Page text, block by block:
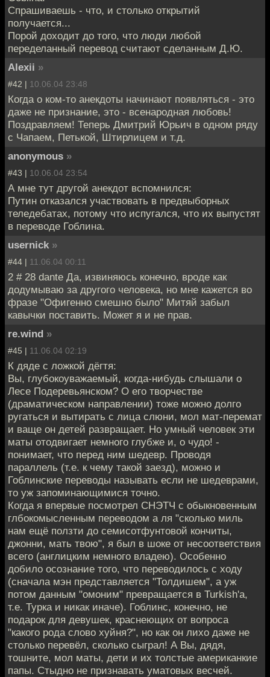
Спрашиваешь - что, и столько открытий
получается...
Порой доходит до того, что люди любой
переделанный перевод считают сделанным Д.Ю.
Alexii »
#42 | 10.06.04 23:48
Когда о ком-то анекдоты начинают появляться - это
даже не признание, это - всенародная любовь!
Поздравляем! Теперь Дмитрий Юрьич в одном ряду
с Чапаем, Петькой, Штирлицем и т.д.
anonymous »
#43 | 10.06.04 23:54
А мне тут другой анекдот вспомнился:
Путин отказался участвовать в предвыборных
теледебатах, потому что испугался, что их выпустят
в переводе Гоблина.
usernick »
#44 | 11.06.04 00:11
2 # 28 dante Да, извиняюсь конечно, вроде как
додумываю за другого человека, но мне кажется во
фразе "Офигенно смешно было" Митяй забыл
кавычки поставить. Может я и не прав.
re.wind »
#45 | 11.06.04 02:19
К дяде с ложкой дёгтя:
Вы, глубокоуважаемый, когда-нибудь слышали о
Лесе Подеревьянском? О его творчестве
(драматическом направлении) тоже можно долго
ругаться и вытирать с лица слюни, мол мат-перемат
и ваще он детей развращает. Но умный человек эти
маты отодвигает немного глубже и, о чудо! -
понимает, что перед ним шедевр. Проводя
параллель (т.е. к чему такой заезд), можно и
Гоблинские переводы называть если не шедеврами,
то уж запоминающимися точно.
Когда я впервые посмотрел СНЭТЧ с обыкновенным
глбокомысленным переводом а ля "сколько миль
нам ещё ползти до семисотфунтовой кончиты,
джонни, мать твою", я был в шоке от несоответствия
всего (англицким немного владею). Особенно
добило осознание того, что переводилось с ходу
(сначала мэн представляется "Толдишем", а уж
потом данным "омоним" превращается в Turkish'а,
т.е. Турка и никак иначе). Гоблинс, конечно, не
подарок для девушек, краснеющих от вопроса
"какого рода слово хуйня?", но как он лихо даже не
столько перевёл, сколько сыграл! А Вы, дядя,
тошните, мол маты, дети и их толстые американкие
папы. Стыдно не признавать уматовых весчей.